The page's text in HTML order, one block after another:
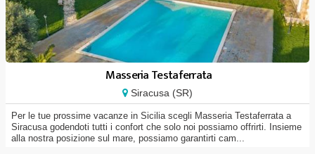
Masseria Testaferrata
Siracusa (SR)
Per le tue prossime vacanze in Sicilia scegli Masseria Testaferrata a
Siracusa godendoti tutti i confort che solo noi possiamo offrirti. Insieme
alla nostra posizione sul mare, possiamo garantirti cam...